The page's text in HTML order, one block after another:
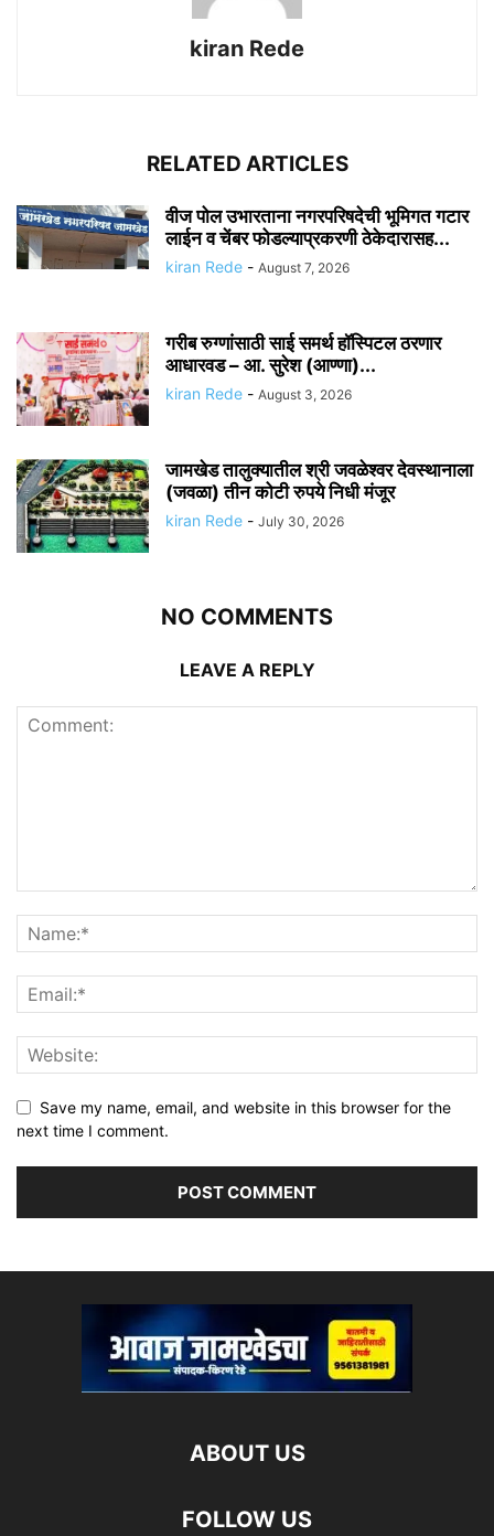
kiran Rede
RELATED ARTICLES
वीज पोल उभारताना नगरपरिषदेची भूमिगत गटार
लाईन व चेंबर फोडल्याप्रकरणी ठेकेदारासह...
kiran Rede - August 7, 2026
गरीब रुग्णांसाठी साई समर्थ हॉस्पिटल ठरणार
आधारवड – आ. सुरेश (आण्णा)...
kiran Rede - August 3, 2026
जामखेड तालुक्यातील श्री जवळेश्वर देवस्थानाला
(जवळा) तीन कोटी रुपये निधी मंजूर
kiran Rede - July 30, 2026
NO COMMENTS
LEAVE A REPLY
Save my name, email, and website in this browser for the
next time I comment.
ABOUT US
FOLLOW US